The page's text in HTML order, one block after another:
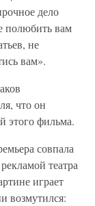
дело
полюбить вам
не
вам».
что он
этого фильма.
совпала
театра
играет
возмутился: